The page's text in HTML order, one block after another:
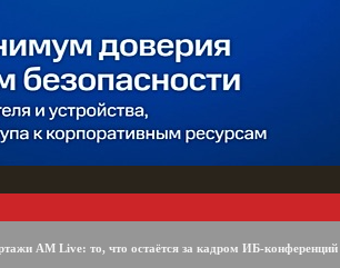
AM Live: то, что остаётся за кадром ИБ-конференций